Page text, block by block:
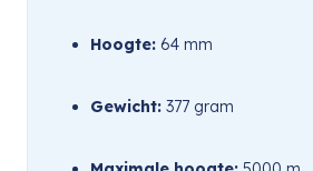
Hoogte: 64 mm
Gewicht: 377 gram